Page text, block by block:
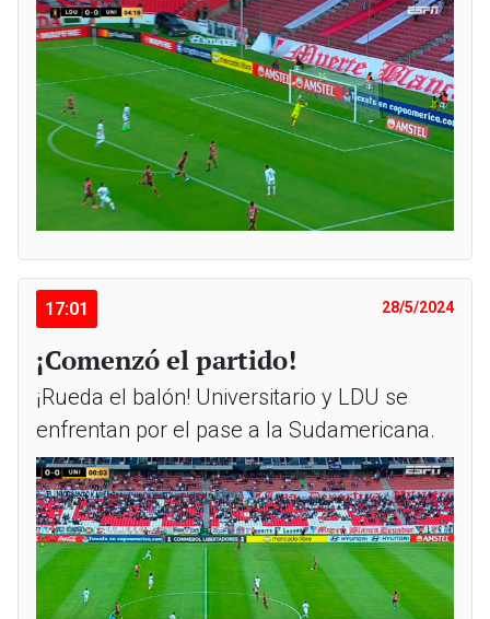
17:01 28/5/2024
¡Comenzó el partido!
¡Rueda el balón! Universitario y LDU se
enfrentan por el pase a la Sudamericana.